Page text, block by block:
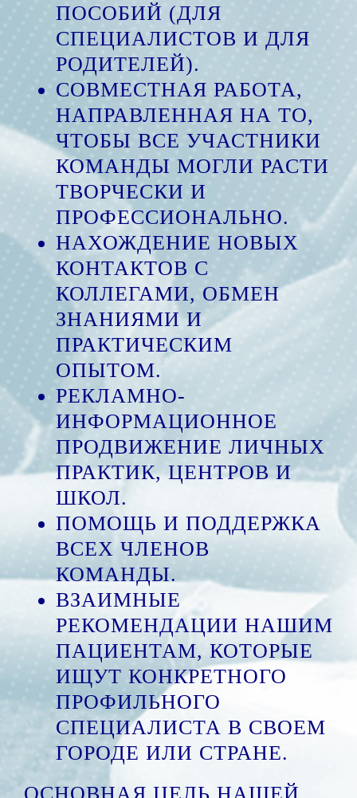
ПОСОБИЙ (ДЛЯ
СПЕЦИАЛИСТОВ И ДЛЯ
РОДИТЕЛЕЙ).
СОВМЕСТНАЯ РАБОТА,
НАПРАВЛЕННАЯ НА ТО,
ЧТОБЫ ВСЕ УЧАСТНИКИ
КОМАНДЫ МОГЛИ РАСТИ
ТВОРЧЕСКИ И
ПРОФЕССИОНАЛЬНО.
НАХОЖДЕНИЕ НОВЫХ
КОНТАКТОВ С
КОЛЛЕГАМИ, ОБМЕН
ЗНАНИЯМИ И
ПРАКТИЧЕСКИМ
ОПЫТОМ.
РЕКЛАМНО-
ИНФОРМАЦИОННОЕ
ПРОДВИЖЕНИЕ ЛИЧНЫХ
ПРАКТИК, ЦЕНТРОВ И
ШКОЛ.
ПОМОЩЬ И ПОДДЕРЖКА
ВСЕХ ЧЛЕНОВ
КОМАНДЫ.
ВЗАИМНЫЕ
РЕКОМЕНДАЦИИ НАШИМ
ПАЦИЕНТАМ, КОТОРЫЕ
ИЩУТ КОНКРЕТНОГО
ПРОФИЛЬНОГО
СПЕЦИАЛИСТА В СВОЕМ
ГОРОДЕ ИЛИ СТРАНЕ.
ОСНОВНАЯ ЦЕЛЬ НАШЕЙ